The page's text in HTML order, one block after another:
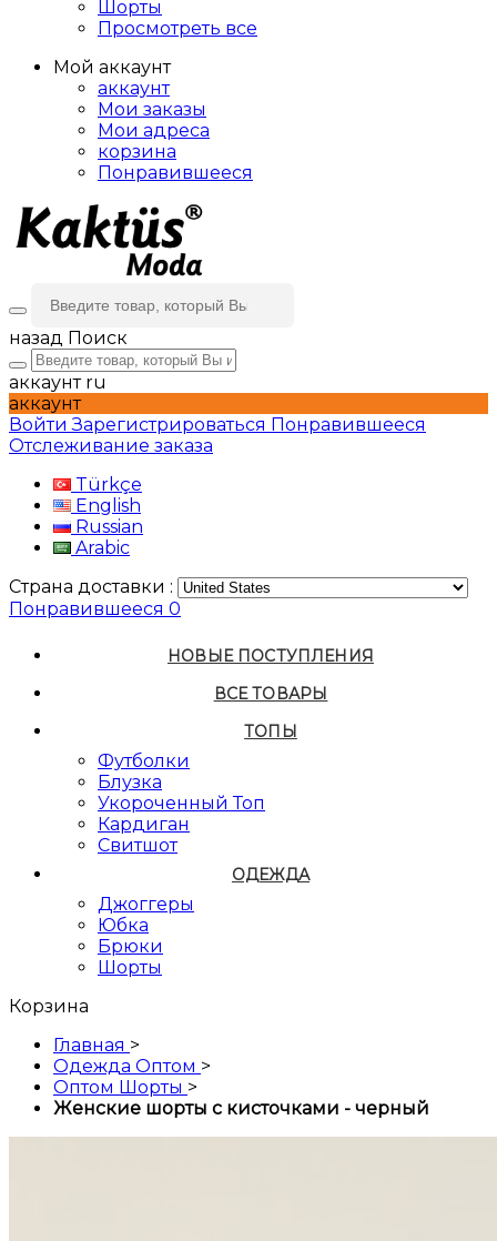
Шорты
Просмотреть все
Мой аккаунт
аккаунт
Мои заказы
Мои адреса
корзина
Понравившееся
назад Поиск
аккаунт ru
аккаунт
ВойтиЗарегистрироваться Понравившееся
Отслеживание заказа
Türkçe
English
Russian
Arabic
Страна доставки :
Понравившееся 0
НОВЫЕ ПОСТУПЛЕНИЯ
ВСЕ ТОВАРЫ
ТОПЫ
Футболки
Блузка
Укороченный Топ
Кардиган
Свитшот
ОДЕЖДА
Джоггеры
Юбка
Брюки
Шорты
Корзина
Главная >
Одежда Оптом >
Оптом Шорты >
Женские шорты с кисточками - черный